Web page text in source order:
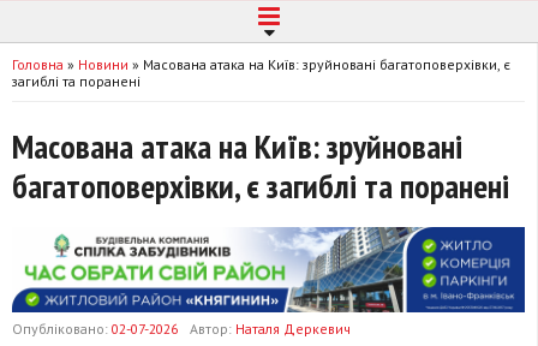
Головна » Новини » Масована атака на Київ: зруйновані багатоповерхівки, є
загиблі та поранені
Масована атака на Київ: зруйновані
багатоповерхівки, є загиблі та поранені
Опубліковано: 02-07-2026 Автор: Наталя Деркевич